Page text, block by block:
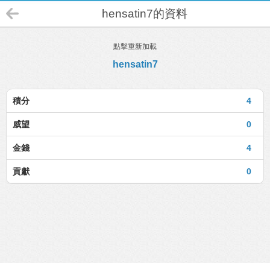
hensatin7的資料
點擊重新加載
hensatin7
4
積分
0
威望
4
金錢
0
貢獻